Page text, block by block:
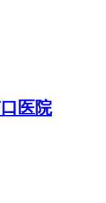
医院